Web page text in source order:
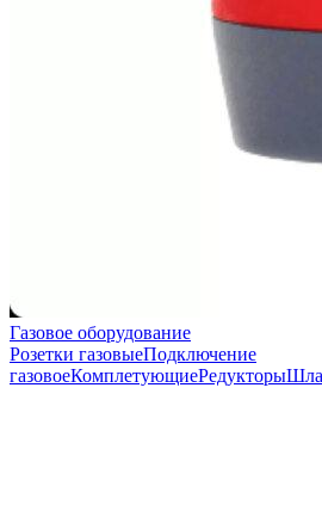
Газовое оборудование
Розетки газовыеПодключение
газовоеКомплетующиеРедукторы